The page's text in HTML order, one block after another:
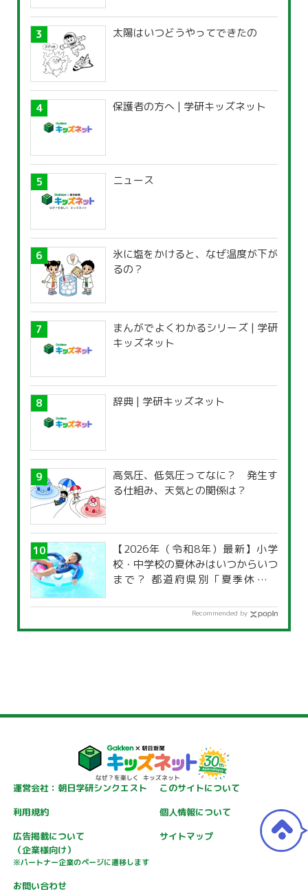
太陽はいつどうやってできたの
保護者の方へ | 学研キッズネット
ニュース
氷に塩をかけると、なぜ温度が下が
るの？
まんがでよくわかるシリーズ | 学研
キッズネット
辞典 | 学研キッズネット
高気圧、低気圧ってなに？ 発生す
る仕組み、天気との関係は？
【2026年（令和8年）最新】小学
校・中学校の夏休みはいつからいつ
まで？ 都道府県別「夏季休暇一
Recommended by
運営会社：朝日学研シンクエスト
このサイトについて
利用規約
個人情報について
広告掲載について
（企業様向け）
※パートナー企業のページに遷移します
サイトマップ
お問い合わせ